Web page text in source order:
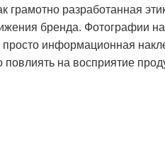
разработанная
бренда. Фотографии
информационная
на восприятие